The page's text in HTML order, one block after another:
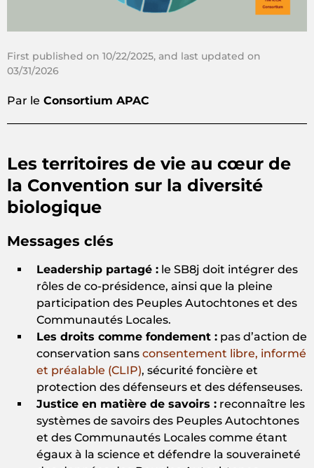
First published on 10/22/2025, and last updated on
03/31/2026
Par le Consortium APAC
Les territoires de vie au cœur de
la Convention sur la diversité
biologique
Messages clés
Leadership partagé : le SB8j doit intégrer des
rôles de co-présidence, ainsi que la pleine
participation des Peuples Autochtones et des
Communautés Locales.
Les droits comme fondement : pas d’action de
conservation sans consentement libre, informé
et préalable (CLIP), sécurité foncière et
protection des défenseurs et des défenseuses.
Justice en matière de savoirs : reconnaître les
systèmes de savoirs des Peuples Autochtones
et des Communautés Locales comme étant
égaux à la science et défendre la souveraineté